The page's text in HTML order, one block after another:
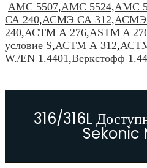
АМС 5507,АМС 5524,АМС
СА 240,АСМЭ СА 312,АСМЭ
240,АСТМ А 276,ASTM A
условие S,АСТМ А 312,
W./EN 1.4401,Веркстофф
316/316L
Sekonic